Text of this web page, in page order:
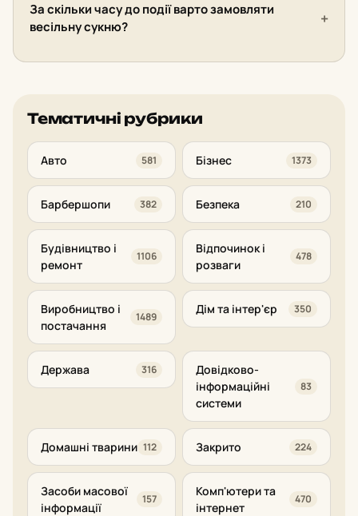
За скільки часу до події варто замовляти
весільну сукню?
Тематичні рубрики
Авто 581 Бізнес 1373
Барбершопи 382 Безпека 210
Будівництво і
ремонт
1106
Відпочинок і
розваги
478
Виробництво і
постачання
1489
Дім та інтер'єр 350
Держава 316
Довідково-
інформаційні
системи
83
Домашні тварини 112 Закрито 224
Засоби масової
інформації
157
Комп'ютери та
інтернет
470